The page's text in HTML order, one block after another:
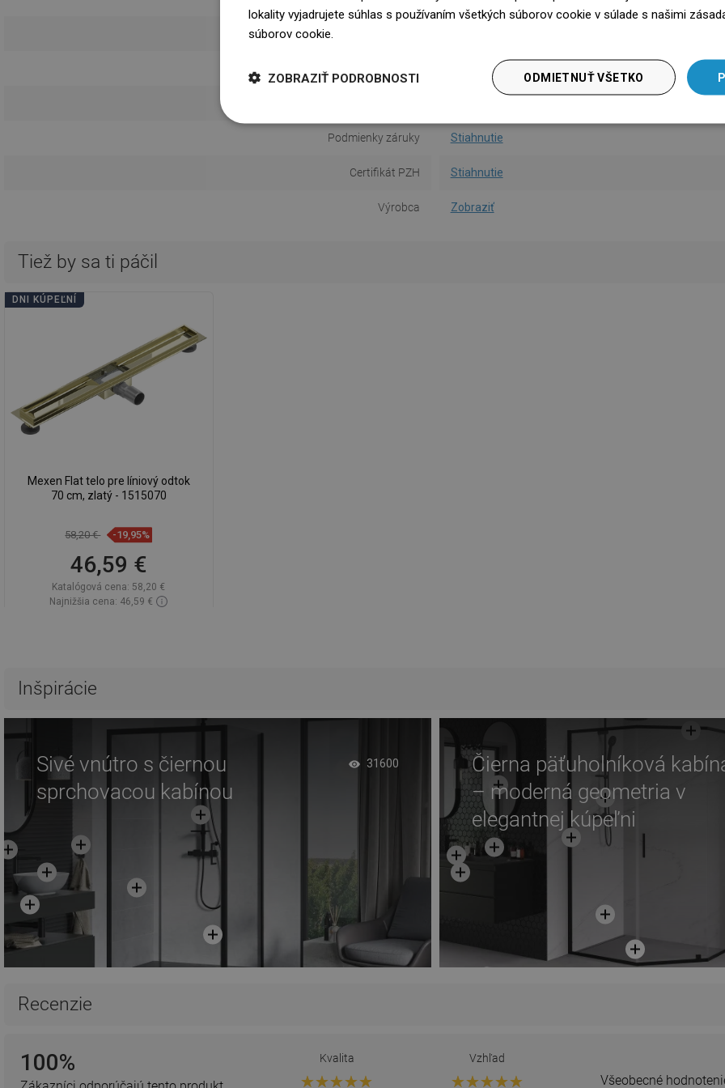
Možnosť nalepenia dlaždice
Stiahnutie
Podmienky záruky Stiahnutie
Certifikát PZH Stiahnutie
Výrobca Zobraziť
Tiež by sa ti páčil
DNI KÚPEĽNÍ
Mexen Flat telo pre líniový odtok
70 cm, zlatý - 1515070
58,20 € -19,95%
46,59 €
Katalógová cena: 58,20 €
Najnižšia cena: 46,59 €
Porovnaj
Inšpirácie
Sivé vnútro s čiernou
sprchovacou kabínou
31600
Čierna päťuholníková
– moderná geometria v
elegantnej kúpeľni
Recenzie
100% Kvalita Vzhľad
Všeobecné
lokality vyjadrujete súhlas s používaním všetkých súborov cookie v súlade s našimi
súborov cookie.
ODMIETNUŤ VŠETKO
ZOBRAZIŤ PODROBNOSTI